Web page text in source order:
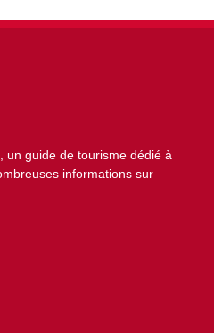
un guide de tourisme dédié à
informations sur